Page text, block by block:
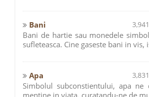
Bani
Bani de hartie sau monedele
sufleteasca. Cine gaseste bani in vis,
Apa
Simbolul subconstientului, apa
mentine in viata, curatandu-ne de